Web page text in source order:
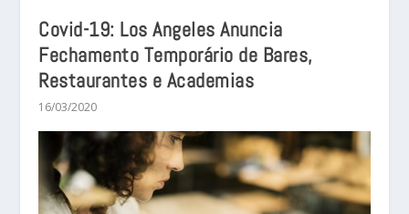
Covid-19: Los Angeles Anuncia
Fechamento Temporário de Bares,
Restaurantes e Academias
16/03/2020